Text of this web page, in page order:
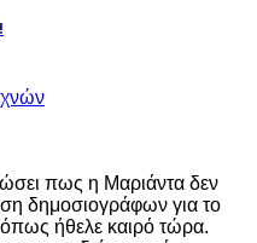
πως η Μαριάντα δεν
δημοσιογράφων για το
όπως ήθελε καιρό τώρα.